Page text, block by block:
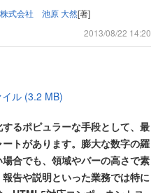
株式会社 池原 大然[著]
2013/08/22 14:20
ル (3.2 MB)
るポピュラーな手段として、最
トがあります。膨大な数字の羅
合でも、領域やバーの高さで素
告や説明といった業務では特に